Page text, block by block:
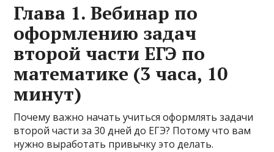
Глава 1. Вебинар по
оформлению задач
второй части ЕГЭ по
математике (3 часа, 10
минут)
Почему важно начать учиться оформлять задачи
второй части за 30 дней до ЕГЭ? Потому что вам
нужно выработать привычку это делать.